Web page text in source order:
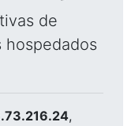
de
hospedados
,